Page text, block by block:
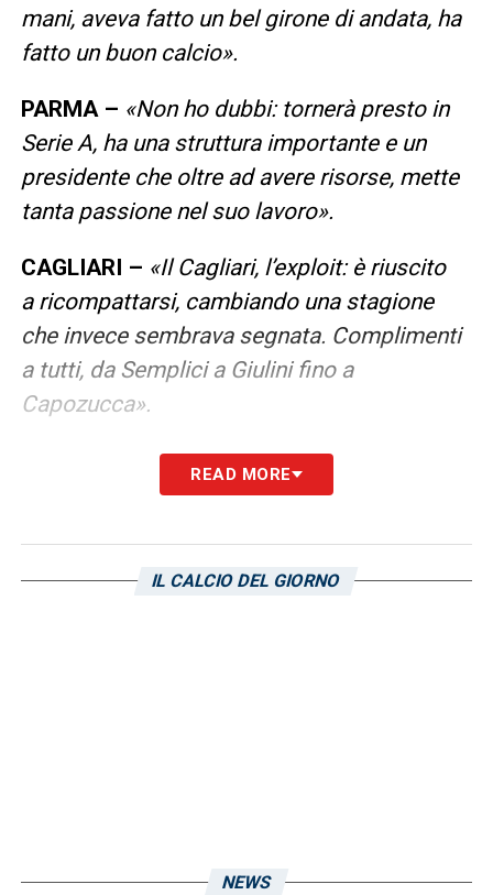
mani, aveva fatto un bel girone di andata, ha
fatto un buon calcio».
PARMA – «Non ho dubbi: tornerà presto in
Serie A, ha una struttura importante e un
presidente che oltre ad avere risorse, mette
tanta passione nel suo lavoro».
CAGLIARI – «Il Cagliari, l’exploit: è riuscito
a ricompattarsi, cambiando una stagione
che invece sembrava segnata. Complimenti
a tutti, da Semplici a Giulini fino a
Capozucca».
FIORENTINA –«Non avrei mai pensato
che avrei rischiato così tanto. Ha un grande
ormai ha completato il percorso necessario.
READ MORE
IL CALCIO DEL GIORNO
NEWS